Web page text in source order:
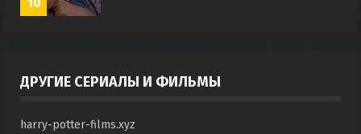
ДРУГИЕ СЕРИАЛЫ И ФИЛЬМЫ
harry-potter-films.xyz